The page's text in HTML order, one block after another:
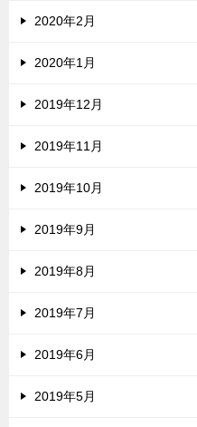
2020年2月
2020年1月
2019年12月
2019年11月
2019年10月
2019年9月
2019年8月
2019年7月
2019年6月
2019年5月